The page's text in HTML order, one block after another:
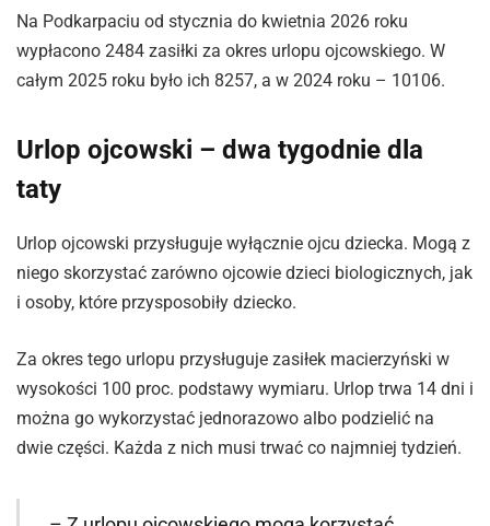
Na Podkarpaciu od stycznia do kwietnia 2026 roku
wypłacono 2484 zasiłki za okres urlopu ojcowskiego. W
całym 2025 roku było ich 8257, a w 2024 roku – 10106.
Urlop ojcowski – dwa tygodnie dla
taty
Urlop ojcowski przysługuje wyłącznie ojcu dziecka. Mogą z
niego skorzystać zarówno ojcowie dzieci biologicznych, jak
i osoby, które przysposobiły dziecko.
Za okres tego urlopu przysługuje zasiłek macierzyński w
wysokości 100 proc. podstawy wymiaru. Urlop trwa 14 dni i
można go wykorzystać jednorazowo albo podzielić na
dwie części. Każda z nich musi trwać co najmniej tydzień.